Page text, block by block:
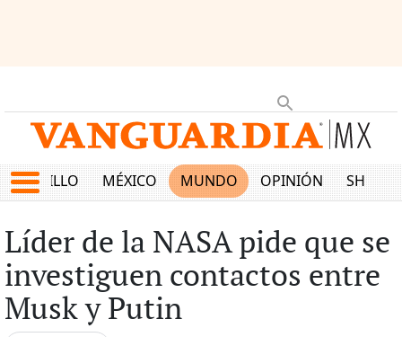
SALTILLO MÉXICO MUNDO OPINIÓN SHOW
Líder de la NASA pide que se
investiguen contactos entre
Musk y Putin